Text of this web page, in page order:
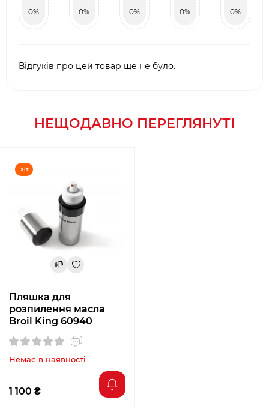
0% 0% 0% 0% 0%
Відгуків про цей товар ще не було.
НЕЩОДАВНО ПЕРЕГЛЯНУТІ
Хіт
Пляшка для
розпилення масла
Broil King 60940
Немає в наявності
1 100 ₴